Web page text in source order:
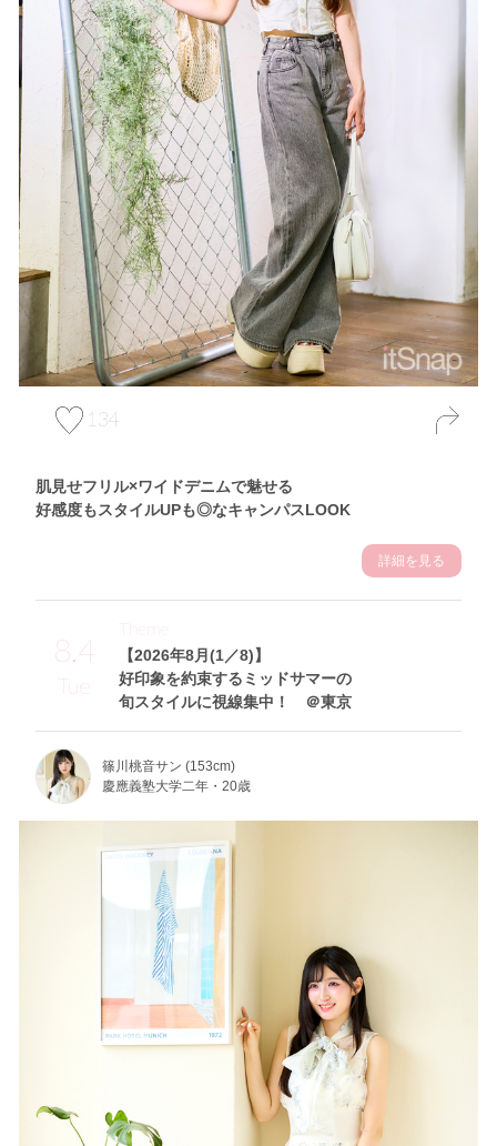
134
肌見せフリル×ワイドデニムで魅せる
好感度もスタイルUPも◎なキャンパスLOOK
詳細を見る
8.4
Tue
【2026年8月(1／8)】
好印象を約束するミッドサマーの
旬スタイルに視線集中！ ＠東京
Theme
篠川桃音サン (153cm)
慶應義塾大学二年・20歳